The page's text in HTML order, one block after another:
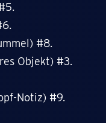
#8.
Objekt) #3.
Notiz) #9.